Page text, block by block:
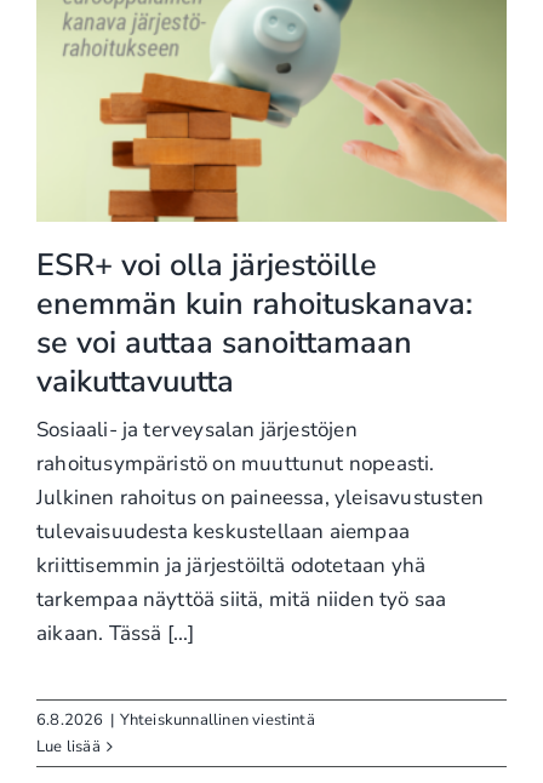
ESR+ voi olla järjestöille
enemmän kuin rahoituskanava:
se voi auttaa sanoittamaan
vaikuttavuutta
Sosiaali- ja terveysalan järjestöjen
rahoitusympäristö on muuttunut nopeasti.
Julkinen rahoitus on paineessa, yleisavustusten
tulevaisuudesta keskustellaan aiempaa
kriittisemmin ja järjestöiltä odotetaan yhä
tarkempaa näyttöä siitä, mitä niiden työ saa
aikaan. Tässä [...]
6.8.2026 | Yhteiskunnallinen viestintä
Lue lisää